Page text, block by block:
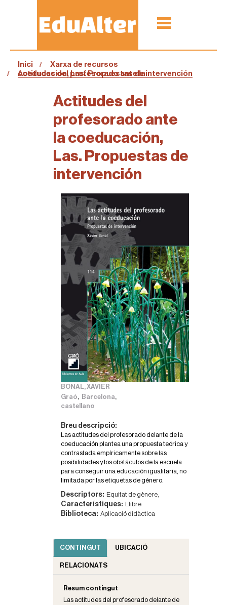
Inici
Xarxa de recursos
Actitudes del profesorado ante la coeducación, Las. Propuestas de intervención
Actitudes del
profesorado ante
la coeducación,
Las. Propuestas de
intervención
BONAL, XAVIER
Graó, Barcelona,
castellano
Breu descripció:
Las actitudes del profesorado delante de la
coeducación plantea una propuesta teórica y
contrastada empíricamente sobre las
posibilidades y los obstáculos de la escuela
para conseguir una educación igualitaria, no
limitada por las etiquetas de género.
Descriptors: Equitat de gènere,
Característiques: Llibre
Biblioteca: Aplicació didàctica
CONTINGUT UBICACIÓ
RELACIONATS
Resum contingut
Las actitudes del profesorado delante de